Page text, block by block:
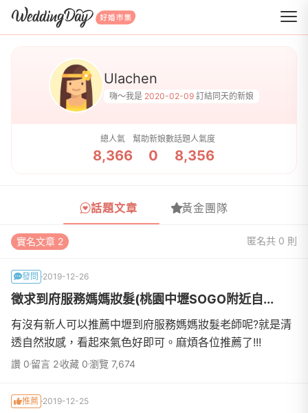
WeddingDay 好婚市集
Ulachen
嗨～我是 2020-02-09 訂結同天的新娘
總人氣
8,366
幫助新娘數
0
話題人氣度
8,356
話題文章 黃金團隊
實名文章 2 匿名共 0 則
發問 2019-12-26
徵求到府服務媽媽妝髮(桃園中壢SOGO附近自...
有沒有新人可以推薦中壢到府服務媽媽妝髮老師呢?就是清
透自然妝感，看起來氣色好即可。麻煩各位推薦了!!!
讚 0 留言 2收藏 0瀏覽 7,674
推薦 2019-12-25